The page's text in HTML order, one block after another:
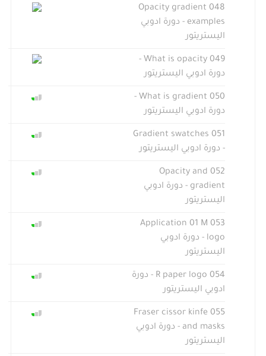
048 Opacity gradient
examples - دورة ادوبي
اليستريتور
049 What is opacity -
دورة ادوبي اليستريتور
050 What is gradient -
دورة ادوبي اليستريتور
051 Gradient swatches
- دورة ادوبي اليستريتور
052 Opacity and
gradient - دورة ادوبي
اليستريتور
053 Application 01 M
logo - دورة ادوبي
اليستريتور
054 R paper logo - دورة
ادوبي اليستريتور
055 Fraser cissor kinfe
and masks - دورة ادوبي
اليستريتور